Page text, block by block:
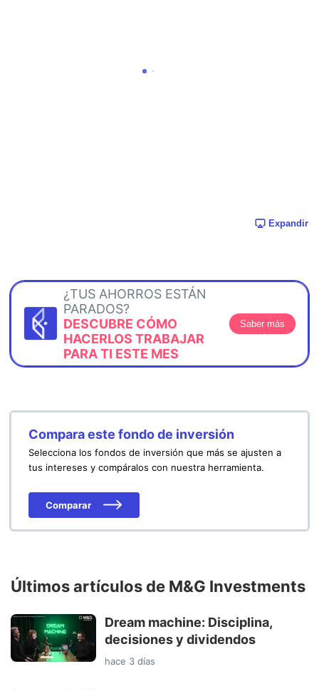
Expandir
¿TUS AHORROS ESTÁN
PARADOS?
DESCUBRE CÓMO
HACERLOS TRABAJAR
PARA TI ESTE MES
Saber más
Compara este fondo de inversión
Selecciona los fondos de inversión que más se ajusten a
tus intereses y compáralos con nuestra herramienta.
Comparar
Últimos artículos de M&G Investments
Dream machine: Disciplina,
decisiones y dividendos
hace 3 días